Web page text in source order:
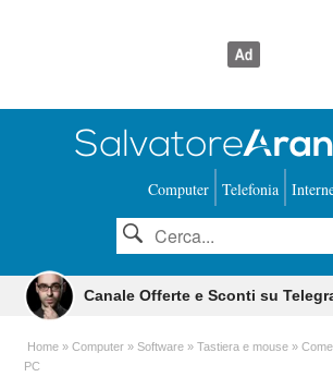
Computer Telefonia
Canale Offerte e Sconti su
Home Computer Software Tastiera e mouse
PC